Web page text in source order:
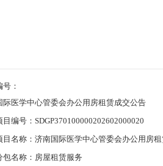
：
际医学中心管委会办公用房租赁成交公告
目编号：SDGP370100000202602000020
目名称：济南国际医学中心管委会办公用房
包名称：房屋租赁服务